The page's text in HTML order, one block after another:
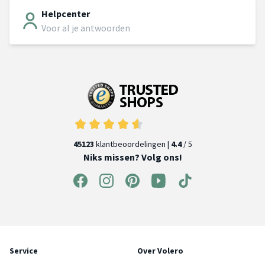
Helpcenter
Voor al je antwoorden
45123 klantbeoordelingen | 4.4/ 5
Niks missen? Volg ons!
Service Over Volero